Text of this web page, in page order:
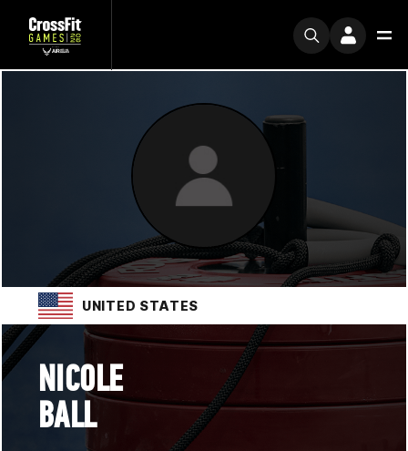
UNITED STATES
NICOLE
BALL